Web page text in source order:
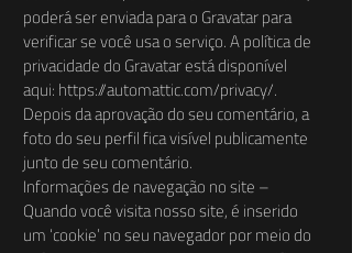
poderá ser enviada para o Gravatar para
verificar se você usa o serviço. A política de
privacidade do Gravatar está disponível
aqui: https://automattic.com/privacy/.
Depois da aprovação do seu comentário, a
foto do seu perfil fica visível publicamente
junto de seu comentário.
Informações de navegação no site –
Quando você visita nosso site, é inserido
um ‘cookie’ no seu navegador por meio do